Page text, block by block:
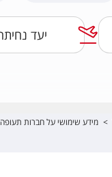
> מידע שימושי על חברות תעופה